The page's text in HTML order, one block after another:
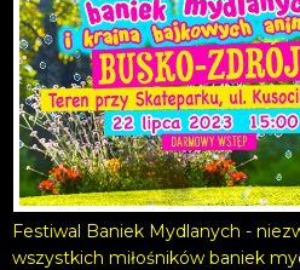
Festiwal Baniek Mydlanych -
wszystkich miłośników baniek